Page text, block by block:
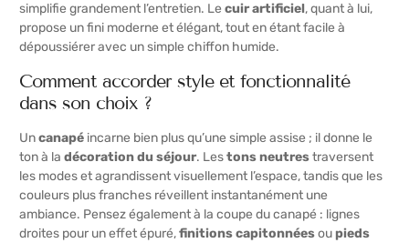
simplifie grandement l’entretien. Le cuir artificiel, quant à lui,
propose un fini moderne et élégant, tout en étant facile à
dépoussiérer avec un simple chiffon humide.
Comment accorder style et fonctionnalité
dans son choix ?
Uncanapé incarne bien plus qu’une simple assise ; il donne le
ton à la décoration du séjour. Lestons neutrestraversent
les modes et agrandissent visuellement l’espace, tandis que les
couleurs plus franches réveillent instantanément une
ambiance. Pensez également à la coupe du canapé : lignes
droites pour un effet épuré,finitions capitonnéesoupieds